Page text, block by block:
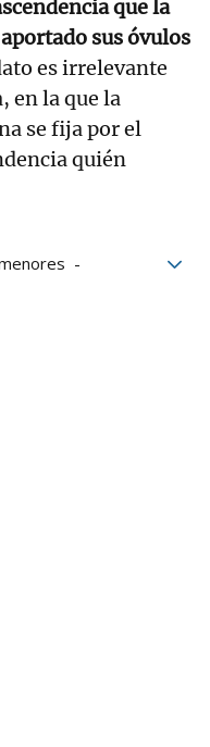
que la
sus óvulos
es irrelevante
en la que la
se fija por el
quién